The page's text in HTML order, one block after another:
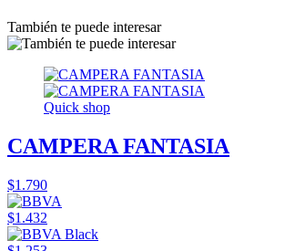
También te puede interesar
Quick shop
CAMPERA FANTASIA
$1.790
$1.432